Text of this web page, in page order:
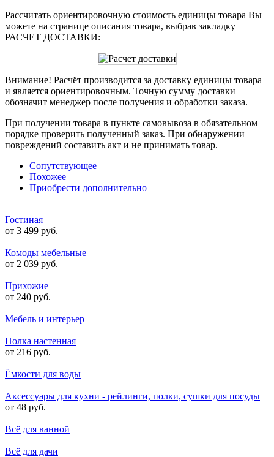
Рассчитать ориентировочную стоимость единицы товара Вы
можете на странице описания товара, выбрав закладку
РАСЧЕТ ДОСТАВКИ:
Внимание! Расчёт производится за доставку единицы товара
и является ориентировочным. Точную сумму доставки
обозначит менеджер после получения и обработки заказа.
При получении товара в пункте самовывоза в обязательном
порядке проверить полученный заказ. При обнаружении
повреждений составить акт и не принимать товар.
Сопутствующее
Похожее
Приобрести дополнительно
Гостиная
от 3 499 руб.
Комоды мебельные
от 2 039 руб.
Прихожие
от 240 руб.
Мебель и интерьер
Полка настенная
от 216 руб.
Ёмкости для воды
Аксессуары для кухни - рейлинги, полки, сушки для посуды
от 48 руб.
Всё для ванной
Всё для дачи